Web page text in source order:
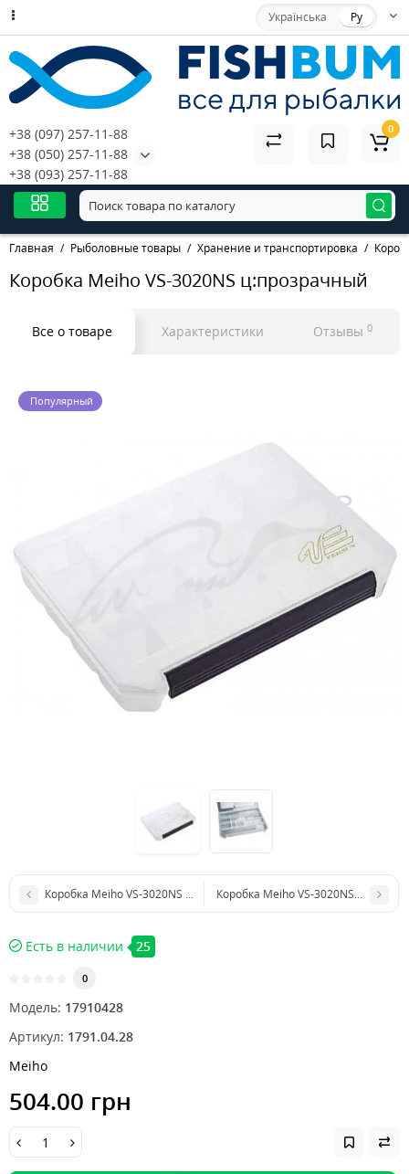
Українська Ру
+38 (097) 257-11-88
+38 (050) 257-11-88
+38 (093) 257-11-88
0
Главная Рыболовные товары Хранение и транспортировка
Коробка Meiho VS-3020NS ц:прозрачный
Все о товаре Характеристики Отзывы 0
Популярный
Коробка Meiho VS-3020NS ц:черныйКоробка Meiho VS-3020NSM
Есть в наличии 25
0
Модель: 17910428
Артикул: 1791.04.28
Meiho
504.00 грн